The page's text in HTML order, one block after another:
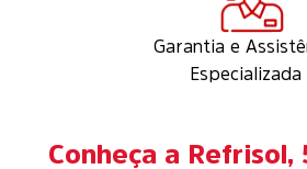
Garantia e
Especializada
Conheça a Refrisol,